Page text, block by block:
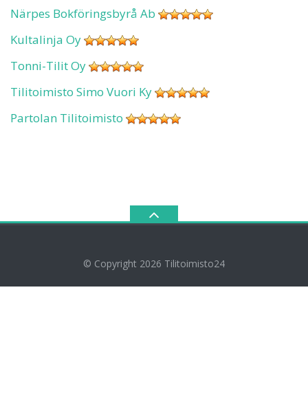
Närpes Bokföringsbyrå Ab
Kultalinja Oy
Tonni-Tilit Oy
Tilitoimisto Simo Vuori Ky
Partolan Tilitoimisto
© Copyright 2026 Tilitoimisto24